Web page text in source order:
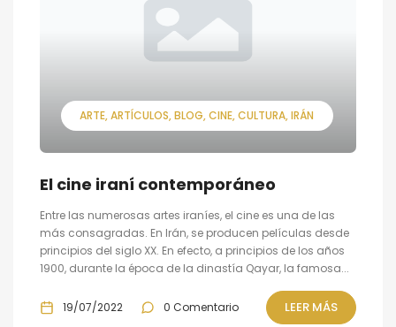
ARTE ARTÍCULOS BLOG CINE CULTURA IRÁN
El cine iraní contemporáneo
Entre las numerosas artes iraníes, el cine es una de las
más consagradas. En Irán, se producen películas desde
principios del siglo XX. En efecto, a principios de los años
1900, durante la época de la dinastía Qayar, la famosa...
19/07/2022 0 Comentario LEER MÁS